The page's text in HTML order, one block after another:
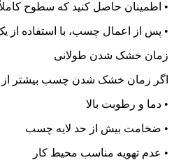
• اطمینان حاصل کنید که سطوح
• پس از اعمال چسب، با استفاده از
زمان خشک شدن طولانی
اگر زمان خشک شدن چسب بیشتر از
• دما و رطوبت بالا
• ضخامت بیش از حد لایه چسب
• عدم تهویه مناسب محیط کار